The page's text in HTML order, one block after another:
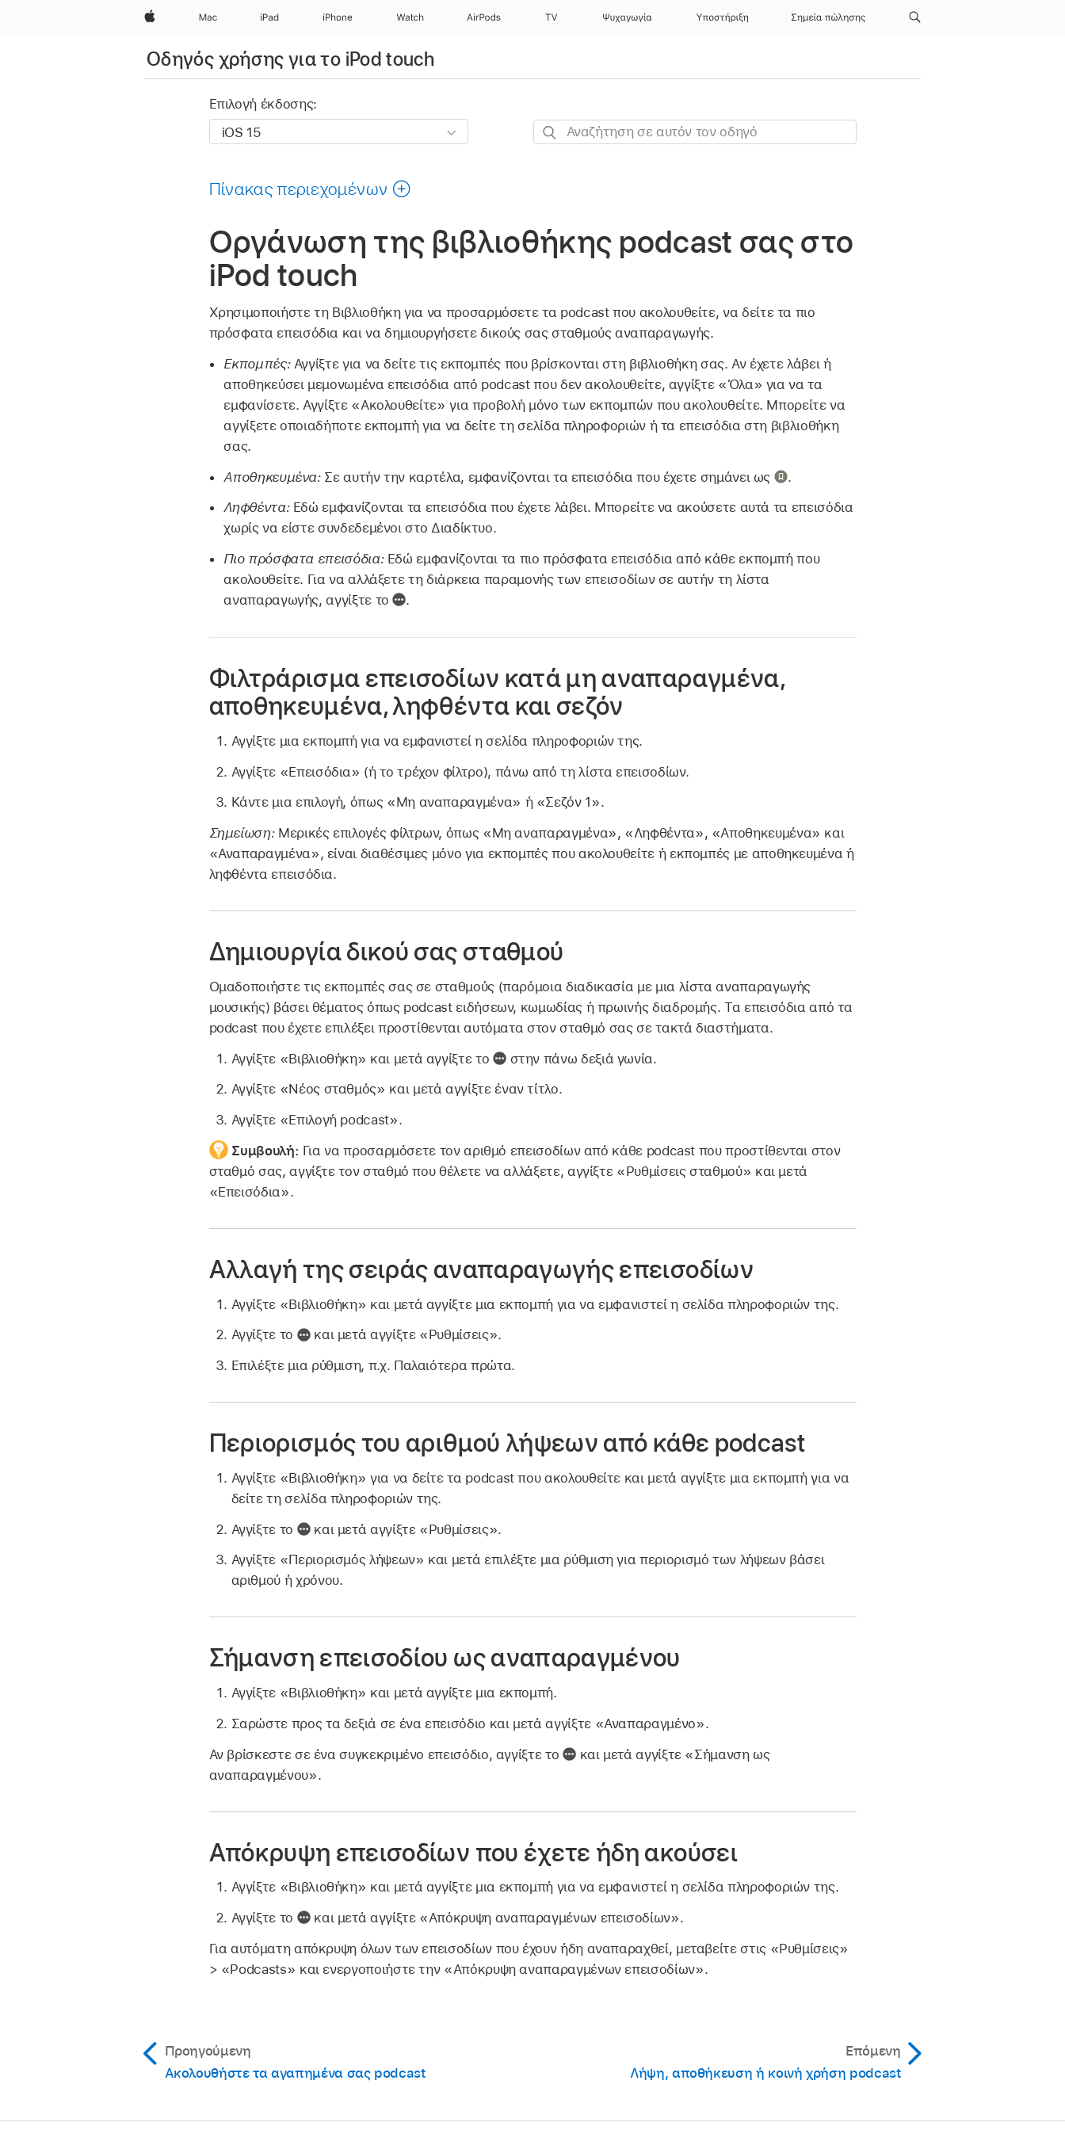
Apple Mac iPad iPhone Watch AirPods TV Ψυχαγωγία Υποστήριξη Σημεία πώλησης
Οδηγός χρήσης για το iPod touch
Επιλογή έκδοσης:
Αναζήτηση
Πίνακας περιεχομένων
Οργάνωση της βιβλιοθήκης podcast σας στο
iPod touch
Χρησιμοποιήστε τη Βιβλιοθήκη για να προσαρμόσετε τα podcast που ακολουθείτε, να δείτε τα πιο
πρόσφατα επεισόδια και να δημιουργήσετε δικούς σας σταθμούς αναπαραγωγής.
Εκπομπές:Αγγίξτε για να δείτε τις εκπομπές που βρίσκονται στη βιβλιοθήκη σας. Αν έχετε λάβει ή
αποθηκεύσει μεμονωμένα επεισόδια από podcast που δεν ακολουθείτε, αγγίξτε «Όλα» για να τα
εμφανίσετε. Αγγίξτε «Ακολουθείτε» για προβολή μόνο των εκπομπών που ακολουθείτε. Μπορείτε να
αγγίξετε οποιαδήποτε εκπομπή για να δείτε τη σελίδα πληροφοριών ή τα επεισόδια στη βιβλιοθήκη
σας.
Αποθηκευμένα:Σε αυτήν την καρτέλα, εμφανίζονται τα επεισόδια που έχετε σημάνει ως
.
Ληφθέντα:Εδώ εμφανίζονται τα επεισόδια που έχετε λάβει. Μπορείτε να ακούσετε αυτά τα επεισόδια
χωρίς να είστε συνδεδεμένοι στο Διαδίκτυο.
Πιο πρόσφατα επεισόδια:Εδώ εμφανίζονται τα πιο πρόσφατα επεισόδια από κάθε εκπομπή που
ακολουθείτε. Για να αλλάξετε τη διάρκεια παραμονής των επεισοδίων σε αυτήν τη λίστα
αναπαραγωγής, αγγίξτε το
.
Φιλτράρισμα επεισοδίων κατά μη αναπαραγμένα,
αποθηκευμένα, ληφθέντα και σεζόν
Αγγίξτε μια εκπομπή για να εμφανιστεί η σελίδα πληροφοριών της.
Αγγίξτε «Επεισόδια» (ή το τρέχον φίλτρο), πάνω από τη λίστα επεισοδίων.
Κάντε μια επιλογή, όπως «Μη αναπαραγμένα» ή «Σεζόν 1».
Σημείωση: Μερικές επιλογές φίλτρων, όπως «Μη αναπαραγμένα», «Ληφθέντα», «Αποθηκευμένα» και
«Αναπαραγμένα», είναι διαθέσιμες μόνο για εκπομπές που ακολουθείτε ή εκπομπές με αποθηκευμένα ή
ληφθέντα επεισόδια.
Δημιουργία δικού σας σταθμού
Ομαδοποιήστε τις εκπομπές σας σε σταθμούς (παρόμοια διαδικασία με μια λίστα αναπαραγωγής
μουσικής) βάσει θέματος όπως podcast ειδήσεων, κωμωδίας ή πρωινής διαδρομής. Τα επεισόδια από τα
podcast που έχετε επιλέξει προστίθενται αυτόματα στον σταθμό σας σε τακτά διαστήματα.
Αγγίξτε «Βιβλιοθήκη» και μετά αγγίξτε το
στην πάνω δεξιά γωνία.
Αγγίξτε «Νέος σταθμός» και μετά αγγίξτε έναν τίτλο.
Αγγίξτε «Επιλογή podcast».
Συμβουλή: Για να προσαρμόσετε τον αριθμό επεισοδίων από κάθε podcast που προστίθενται στον
σταθμό σας, αγγίξτε τον σταθμό που θέλετε να αλλάξετε, αγγίξτε «Ρυθμίσεις σταθμού» και μετά
«Επεισόδια».
Αλλαγή της σειράς αναπαραγωγής επεισοδίων
Αγγίξτε «Βιβλιοθήκη» και μετά αγγίξτε μια εκπομπή για να εμφανιστεί η σελίδα πληροφοριών της.
Αγγίξτε το
και μετά αγγίξτε «Ρυθμίσεις».
Επιλέξτε μια ρύθμιση, π.χ. Παλαιότερα πρώτα.
Περιορισμός του αριθμού λήψεων από κάθε podcast
Αγγίξτε «Βιβλιοθήκη» για να δείτε τα podcast που ακολουθείτε και μετά αγγίξτε μια εκπομπή για να
δείτε τη σελίδα πληροφοριών της.
Αγγίξτε το
και μετά αγγίξτε «Ρυθμίσεις».
Αγγίξτε «Περιορισμός λήψεων» και μετά επιλέξτε μια ρύθμιση για περιορισμό των λήψεων βάσει
αριθμού ή χρόνου.
Σήμανση επεισοδίου ως αναπαραγμένου
Αγγίξτε «Βιβλιοθήκη» και μετά αγγίξτε μια εκπομπή.
Σαρώστε προς τα δεξιά σε ένα επεισόδιο και μετά αγγίξτε «Αναπαραγμένο».
Αν βρίσκεστε σε ένα συγκεκριμένο επεισόδιο, αγγίξτε το
και μετά αγγίξτε «Σήμανση ως
αναπαραγμένου».
Απόκρυψη επεισοδίων που έχετε ήδη ακούσει
Αγγίξτε «Βιβλιοθήκη» και μετά αγγίξτε μια εκπομπή για να εμφανιστεί η σελίδα πληροφοριών της.
Αγγίξτε το
και μετά αγγίξτε «Απόκρυψη αναπαραγμένων επεισοδίων».
Για αυτόματη απόκρυψη όλων των επεισοδίων που έχουν ήδη αναπαραχθεί, μεταβείτε στις «Ρυθμίσεις»
> «Podcasts» και ενεργοποιήστε την «Απόκρυψη αναπαραγμένων επεισοδίων».
Προηγούμενη
Ακολουθήστε τα αγαπημένα σας podcast
Επόμενη
Λήψη, αποθήκευση ή κοινή χρήση podcast